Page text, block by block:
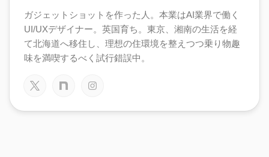
ガジェットショットを作った人。本業はAI業界で働く
UI/UXデザイナー。英国育ち。東京、湘南の生活を経
て北海道へ移住し、理想の住環境を整えつつ乗り物趣
味を満喫するべく試行錯誤中。